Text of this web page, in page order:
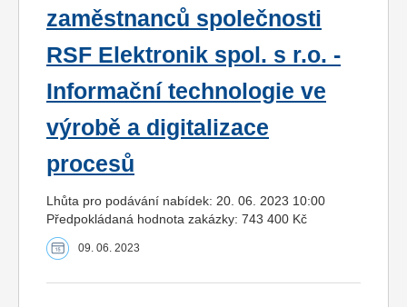
zaměstnanců společnosti
RSF Elektronik spol. s r.o. -
Informační technologie ve
výrobě a digitalizace
procesů
Lhůta pro podávání nabídek: 20. 06. 2023 10:00
Předpokládaná hodnota zakázky: 743 400 Kč
09. 06. 2023